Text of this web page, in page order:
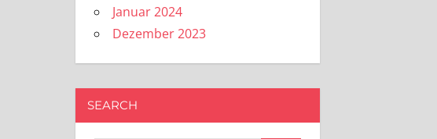
Januar 2024
Dezember 2023
SEARCH